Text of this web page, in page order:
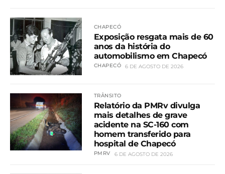
CHAPECÓ
Exposição resgata mais de 60
anos da história do
automobilismo em Chapecó
CHAPECÓ 6 DE AGOSTO DE 2026
TRÂNSITO
Relatório da PMRv divulga
mais detalhes de grave
acidente na SC-160 com
homem transferido para
hospital de Chapecó
PMRV 6 DE AGOSTO DE 2026